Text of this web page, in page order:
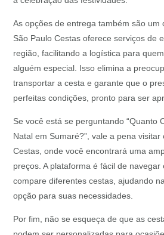
As opções de entrega também são um
São Paulo Cestas oferece serviços de
região, facilitando a logística para
alguém especial. Isso elimina a
transportar a cesta e garante que o
perfeitas condições, pronto para ser
Se você está se perguntando “Quanto
Natal em Sumaré?”, vale a pena
Cestas, onde você encontrará uma
preços. A plataforma é fácil de navegar
compare diferentes cestas, ajudando
opção para suas necessidades.
Por fim, não se esqueça de que as